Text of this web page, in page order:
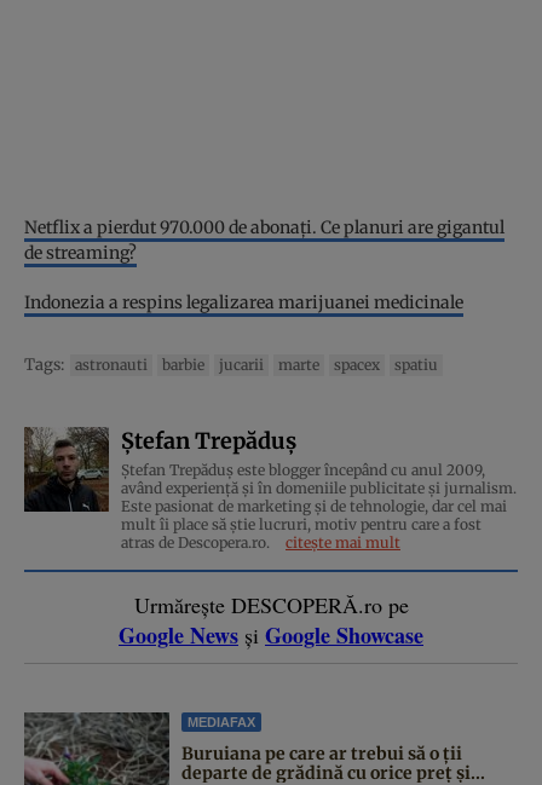
Netflix a pierdut 970.000 de abonaţi. Ce planuri are gigantul
de streaming?
Indonezia a respins legalizarea marijuanei medicinale
Tags: astronauti barbie jucarii marte spacex spatiu
Ștefan Trepăduș
Ștefan Trepăduș este blogger începând cu anul 2009,
având experiență și în domeniile publicitate și jurnalism.
Este pasionat de marketing și de tehnologie, dar cel mai
mult îi place să știe lucruri, motiv pentru care a fost
atras de Descopera.ro.
citește mai mult
Urmărește DESCOPERĂ.ro pe
Google News și Google Showcase
MEDIAFAX
Buruiana pe care ar trebui să o ții
departe de grădină cu orice preț și...